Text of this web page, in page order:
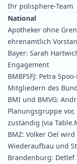
Ihr polisphere-Team
National
Apotheker ohne
ehrenamtlich
Bayer: Sarah
Engagement
BMBFSFJ: Petra
Mitgliedern des
BMI und BMVG:
Planungsgruppe
zuständig (via
BMZ: Volker Oel
Wiederaufbau und
Brandenburg: Detlef